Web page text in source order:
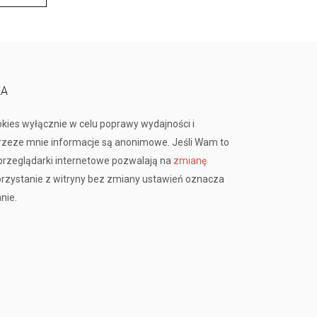
wyłącznie w celu poprawy wydajności i
mnie informacje są anonimowe. Jeśli Wam to
internetowe pozwalają na zmianę
z witryny bez zmiany ustawień oznacza